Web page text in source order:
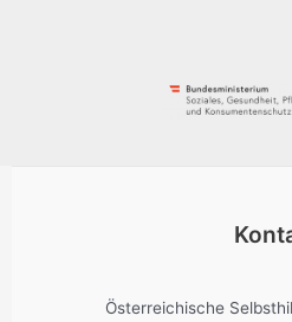
Österreichische